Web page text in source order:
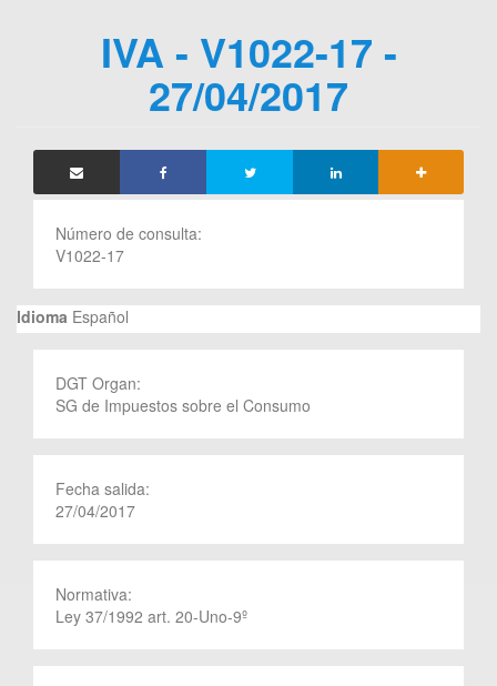
IVA - V1022-17 -
27/04/2017
Número de consulta:
V1022-17
Idioma Español
DGT Organ:
SG de Impuestos sobre el Consumo
Fecha salida:
27/04/2017
Normativa:
Ley 37/1992 art. 20-Uno-9º